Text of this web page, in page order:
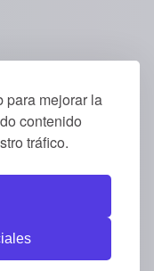
para mejorar la
contenido
tráfico.